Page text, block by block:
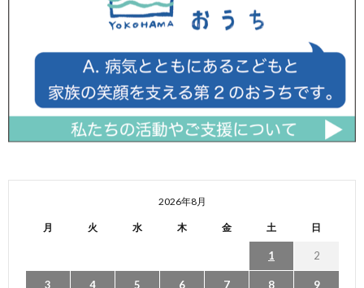
2026年8月
月 火 水 木 金 土 日
1 2
3 4 5 6 7 8 9